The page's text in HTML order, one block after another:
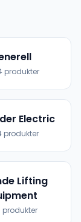
produkter
Electric
produkter
Lifting
produkter